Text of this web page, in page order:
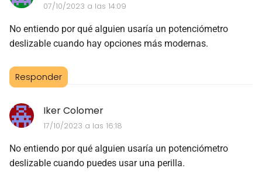
07/10/2023 a las 14:09
No entiendo por qué alguien usaría un potenciómetro
deslizable cuando hay opciones más modernas.
Responder
Iker Colomer
17/10/2023 a las 16:18
No entiendo por qué alguien usaría un potenciómetro
deslizable cuando puedes usar una perilla.